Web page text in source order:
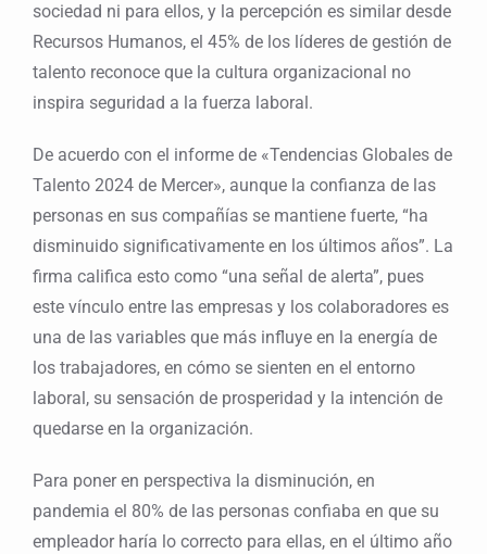
sociedad ni para ellos, y la percepción es similar desde
Recursos Humanos, el 45% de los líderes de gestión de
talento reconoce que la cultura organizacional no
inspira seguridad a la fuerza laboral.
De acuerdo con el informe de «Tendencias Globales de
Talento 2024 de Mercer», aunque la confianza de las
personas en sus compañías se mantiene fuerte, “ha
disminuido significativamente en los últimos años”. La
firma califica esto como “una señal de alerta”, pues
este vínculo entre las empresas y los colaboradores es
una de las variables que más influye en la energía de
los trabajadores, en cómo se sienten en el entorno
laboral, su sensación de prosperidad y la intención de
quedarse en la organización.
Para poner en perspectiva la disminución, en
pandemia el 80% de las personas confiaba en que su
empleador haría lo correcto para ellas, en el último año